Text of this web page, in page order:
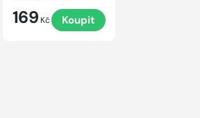
169 Kč Koupit